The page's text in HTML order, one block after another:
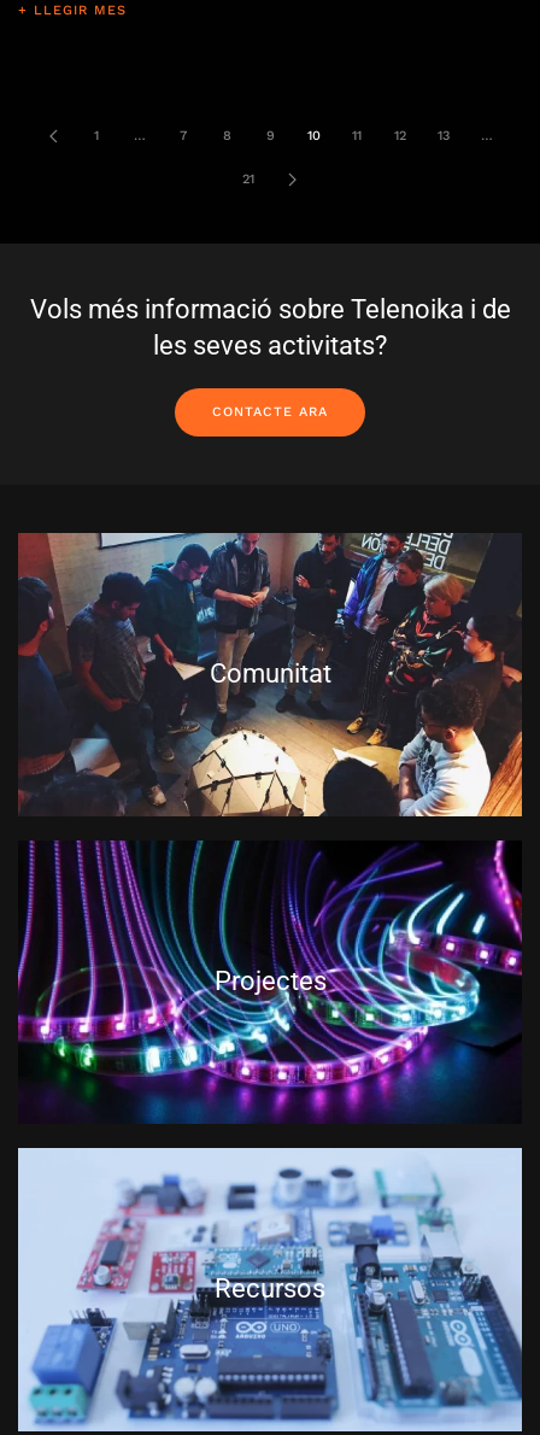
+ LLEGIR MES
1 … 7 8 9 10 11 12 13 …
21
Vols més informació sobre Telenoika i de
les seves activitats?
CONTACTE ARA
Comunitat
Projectes
Recursos